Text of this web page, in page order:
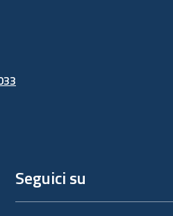
Seguici su